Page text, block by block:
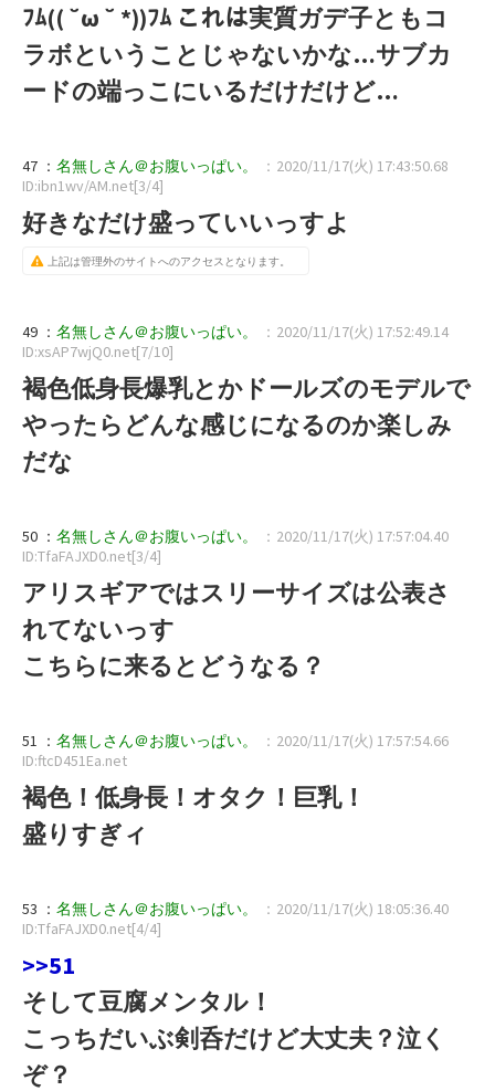
ﾌﾑ(( ˘ω ˘ *))ﾌﾑ これは実質ガデ子ともコ
ラボということじゃないかな…サブカ
ードの端っこにいるだけだけど…
47 ： 名無しさん＠お腹いっぱい。
：2020/11/17(火) 17:43:50.68
ID:ibn1wv/AM.net[3/4]
好きなだけ盛っていいっすよ
上記は管理外のサイトへのアクセスとなります。
49 ： 名無しさん＠お腹いっぱい。
：2020/11/17(火) 17:52:49.14
ID:xsAP7wjQ0.net[7/10]
褐色低身長爆乳とかドールズのモデルで
やったらどんな感じになるのか楽しみ
だな
50 ： 名無しさん＠お腹いっぱい。
：2020/11/17(火) 17:57:04.40
ID:TfaFAJXD0.net[3/4]
アリスギアではスリーサイズは公表さ
れてないっす
こちらに来るとどうなる？
51 ： 名無しさん＠お腹いっぱい。
：2020/11/17(火) 17:57:54.66
ID:ftcD451Ea.net
褐色！低身長！オタク！巨乳！
盛りすぎィ
53 ： 名無しさん＠お腹いっぱい。
：2020/11/17(火) 18:05:36.40
ID:TfaFAJXD0.net[4/4]
>>51
そして豆腐メンタル！
こっちだいぶ剣呑だけど大丈夫？泣く
ぞ？